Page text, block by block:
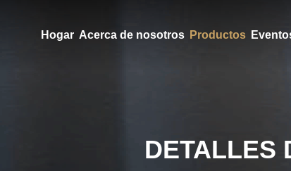
Hogar Acerca de nosotros Productos
DETALLES